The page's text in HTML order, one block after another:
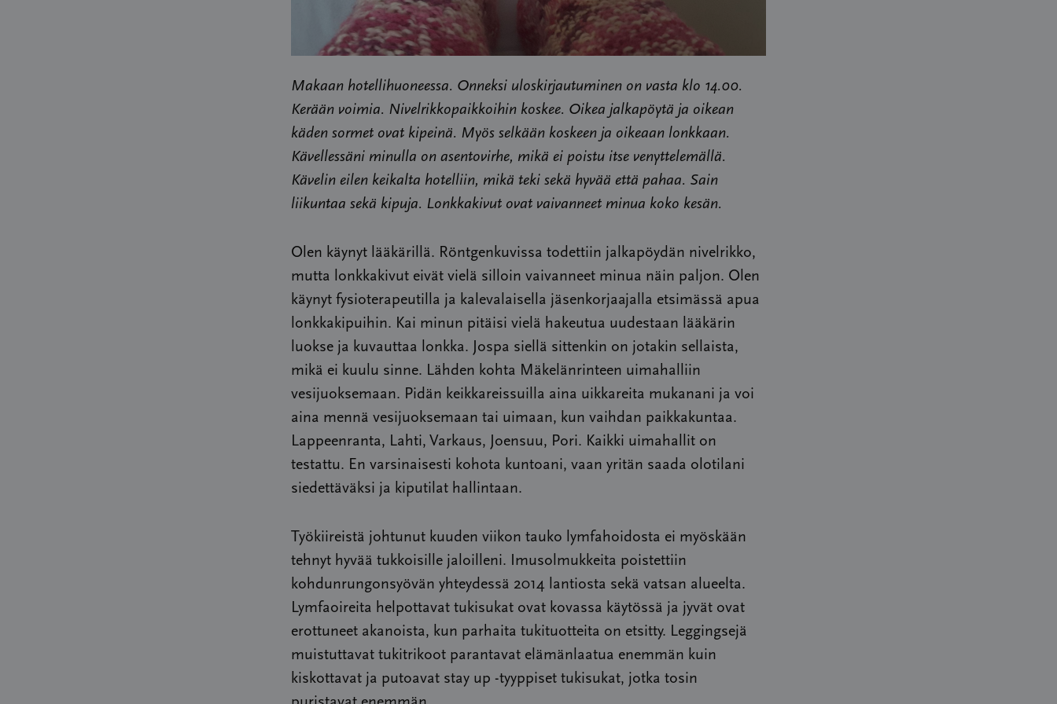
Makaan hotellihuoneessa. Onneksi uloskirjautuminen on vasta klo 14.00.
Kerään voimia. Nivelrikkopaikkoihin koskee. Oikea jalkapöytä ja oikean
käden sormet ovat kipeinä. Myös selkään koskeen ja oikeaan lonkkaan.
Kävellessäni minulla on asentovirhe, mikä ei poistu itse venyttelemällä.
Kävelin eilen keikalta hotelliin, mikä teki sekä hyvää että pahaa. Sain
liikuntaa sekä kipuja. Lonkkakivut ovat vaivanneet minua koko kesän.
Olen käynyt lääkärillä. Röntgenkuvissa todettiin jalkapöydän nivelrikko,
mutta lonkkakivut eivät vielä silloin vaivanneet minua näin paljon. Olen
käynyt fysioterapeutilla ja kalevalaisella jäsenkorjaajalla etsimässä apua
lonkkakipuihin. Kai minun pitäisi vielä hakeutua uudestaan lääkärin
luokse ja kuvauttaa lonkka. Jospa siellä sittenkin on jotakin sellaista,
mikä ei kuulu sinne. Lähden kohta Mäkelänrinteen uimahalliin
vesijuoksemaan. Pidän keikkareissuilla aina uikkareita mukanani ja voi
aina mennä vesijuoksemaan tai uimaan, kun vaihdan paikkakuntaa.
Lappeenranta, Lahti, Varkaus, Joensuu, Pori. Kaikki uimahallit on
testattu. En varsinaisesti kohota kuntoani, vaan yritän saada olotilani
siedettäväksi ja kiputilat hallintaan.
Työkiireistä johtunut kuuden viikon tauko lymfahoidosta ei myöskään
tehnyt hyvää tukkoisille jaloilleni. Imusolmukkeita poistettiin
kohdunrungonsyövän yhteydessä 2014 lantiosta sekä vatsan alueelta.
Lymfaoireita helpottavat tukisukat ovat kovassa käytössä ja jyvät ovat
erottuneet akanoista, kun parhaita tukituotteita on etsitty. Leggingsejä
muistuttavat tukitrikoot parantavat elämänlaatua enemmän kuin
kiskottavat ja putoavat stay up -tyyppiset tukisukat, jotka tosin